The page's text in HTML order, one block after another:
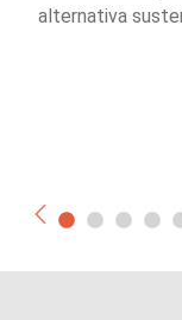
alternativa